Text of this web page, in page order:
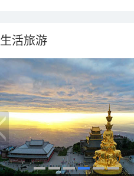
生活旅游